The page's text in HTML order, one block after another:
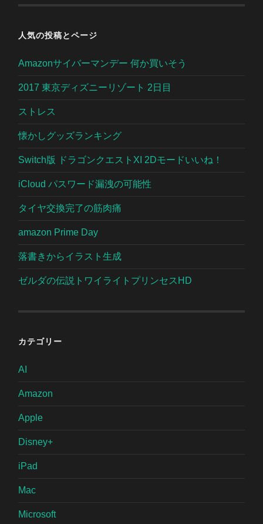
人気の投稿とページ
Amazonサイバーマンデー 何か買いそう
2017 東京ディズニーリゾート 2日目
ストレス
懐かしグッズランキング
Switch版 ドラゴンクエストXI 2Dモードいいね！
iCloud パスワード漏洩の可能性
タイヤ交換完了の筋肉痛
amazon Prime Day
落書きからイラスト生成
ゼルダの伝説トワイライトプリンセスHD
カテゴリー
AI
Amazon
Apple
Disney+
iPad
Mac
Microsoft